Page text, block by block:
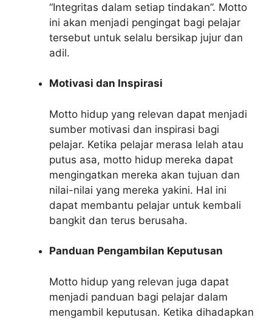
“Integritas dalam setiap tindakan”. Motto
ini akan menjadi pengingat bagi pelajar
tersebut untuk selalu bersikap jujur dan
adil.
Motivasi dan Inspirasi
Motto hidup yang relevan dapat menjadi
sumber motivasi dan inspirasi bagi
pelajar. Ketika pelajar merasa lelah atau
putus asa, motto hidup mereka dapat
mengingatkan mereka akan tujuan dan
nilai-nilai yang mereka yakini. Hal ini
dapat membantu pelajar untuk kembali
bangkit dan terus berusaha.
Panduan Pengambilan Keputusan
Motto hidup yang relevan juga dapat
menjadi panduan bagi pelajar dalam
mengambil keputusan. Ketika dihadapkan